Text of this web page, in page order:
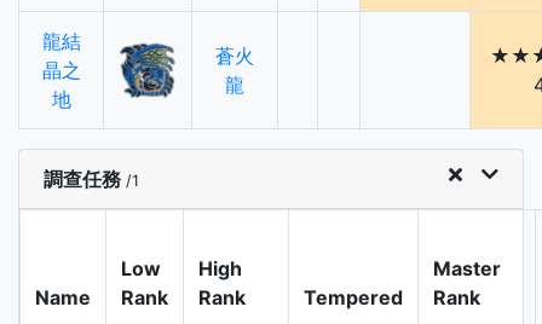
龍結
晶之
地
蒼火
龍
調查任務 /1
Name
Low
Rank
High
Rank
Tempered
Master
Rank